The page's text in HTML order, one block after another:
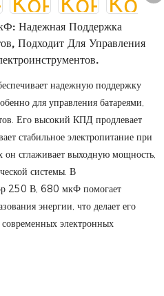
Надежная Поддержка
Подходит Для Управления
надежную поддержку
для управления батареями,
Его высокий КПД продлевает
стабильное электропитание при
он сглаживает выходную мощность,
системы. В
250 В, 680 мкФ помогает
энергии, что делает его
электронных